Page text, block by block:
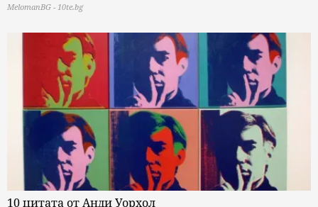
MelomanBG - 10te.bg
10 цитата от Анди Уорхол